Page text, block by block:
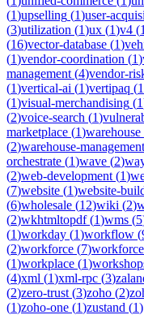
(1)upselling (1)user-
(3)utilization (1)ux (1)v4 (1
(16)vector-database (1)
(1)vendor-coordination (1)
management (4)vendor-
(1)vertical-ai (1)vertipaq (1
(1)visual-merchandising (1
(2)voice-search (1)
marketplace (1)warehouse
(2)warehouse-management
orchestrate (1)wave (2)
(2)web-development (1)
(7)website (1)website-
(6)wholesale (12)wiki (2)
(2)wkhtmltopdf(1)wms (5
(1)workday (1)workflow (
(2)workforce (7)
(1)workplace (1)
(4)xml (1)xml-rpc (3)
(2)zero-trust (3)zoho (2)
(1)zoho-one (1)zustand (1)